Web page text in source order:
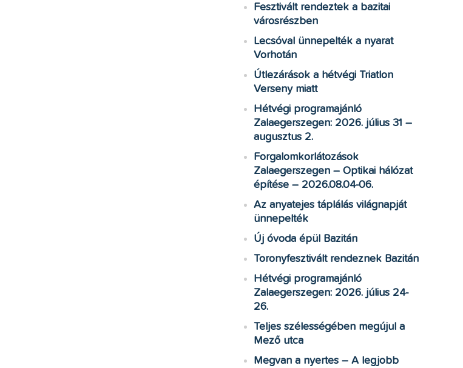
Fesztivált rendeztek a bazitai
városrészben
Lecsóval ünnepelték a nyarat
Vorhotán
Útlezárások a hétvégi Triatlon
Verseny miatt
Hétvégi programajánló
Zalaegerszegen: 2026. július 31 –
augusztus 2.
Forgalomkorlátozások
Zalaegerszegen – Optikai hálózat
építése – 2026.08.04-06.
Az anyatejes táplálás világnapját
ünnepelték
Új óvoda épül Bazitán
Toronyfesztivált rendeznek Bazitán
Hétvégi programajánló
Zalaegerszegen: 2026. július 24-
26.
Teljes szélességében megújul a
Mező utca
Megvan a nyertes – A legjobb